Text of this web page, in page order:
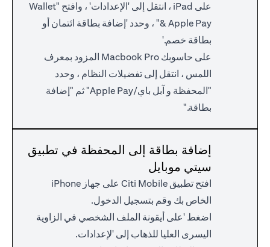
على iPad ، انتقل إلى 'الإعدادات' ، وافتح "Wallet
& Apple Pay" ، وحدد 'إضافة بطاقة ائتمان أو
بطاقة خصم.'
على حاسوبك Macbook Pro المزود بمعرف
اللمس ، انتقل إلى تفضيلات النظام ، وحدد
"المحفظة و آبل باي/Apple Pay" ثم "إضافة
بطاقة."
إضافة بطاقة إلى المحفظة في تطبيق
سيتي موبايل
افتح تطبيق Citi Mobile على جهاز iPhone
الخاص بك وقم بتسجيل الدخول.
اضغط 'على أيقونة الملف الشخصي في الزاوية
اليسرى العليا للذهاب إلى 'لإعدادات.